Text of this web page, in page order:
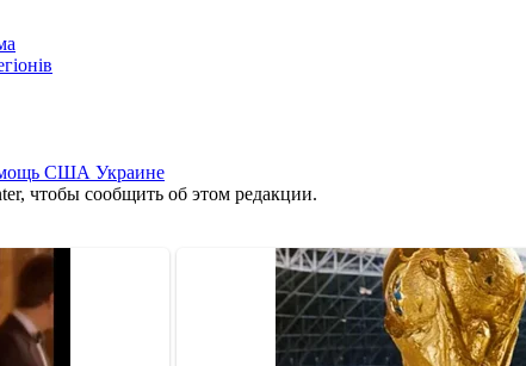
США Украине
чтобы сообщить об этом редакции.